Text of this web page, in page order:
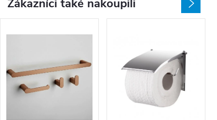
Zákazníci také nakoupili